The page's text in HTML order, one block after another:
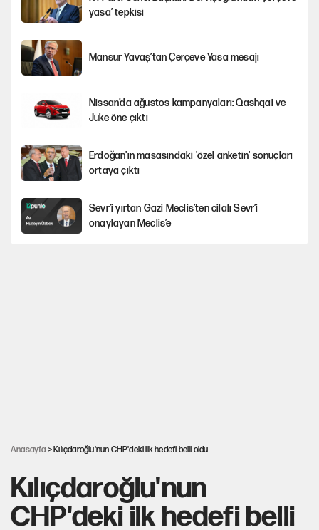
yasa’ tepkisi
Mansur Yavaş’tan Çerçeve Yasa mesajı
Nissan’da ağustos kampanyaları: Qashqai ve
Juke öne çıktı
Erdoğan'ın masasındaki 'özel anketin' sonuçları
ortaya çıktı
Sevr’i yırtan Gazi Meclis’ten cilalı Sevr’i
onaylayan Meclis’e
Anasayfa > Kılıçdaroğlu'nun CHP'deki ilk hedefi belli oldu
Kılıçdaroğlu'nun
CHP'deki ilk hedefi belli